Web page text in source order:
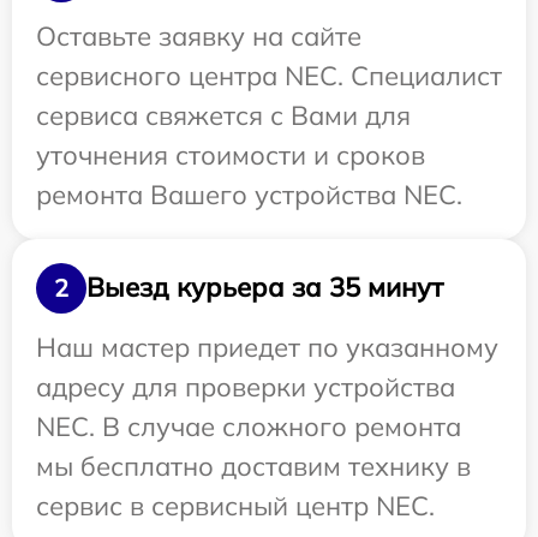
Оставьте заявку на сайте
сервисного центра NEC. Специалист
сервиса свяжется с Вами для
уточнения стоимости и сроков
ремонта Вашего устройства NEC.
2
Выезд курьера за 35 минут
Наш мастер приедет по указанному
адресу для проверки устройства
NEC. В случае сложного ремонта
мы бесплатно доставим технику в
сервис в сервисный центр NEC.